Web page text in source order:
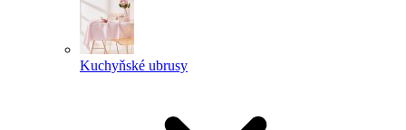
Kuchyňské ubrusy